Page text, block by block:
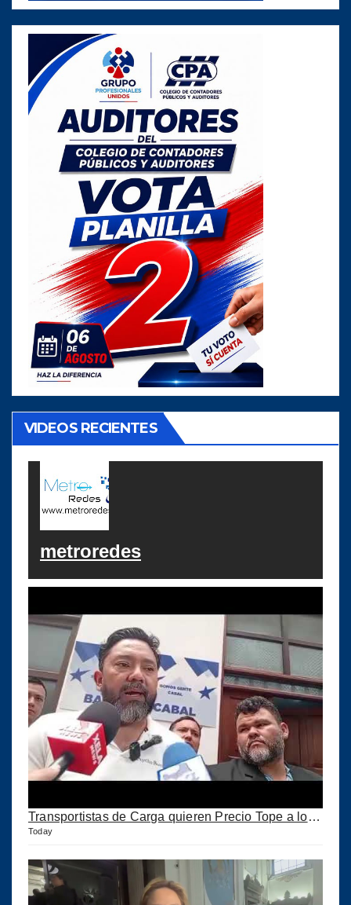
VIDEOS RECIENTES
metroredes
Transportistas de Carga quieren Precio Tope a los combustibles
Today